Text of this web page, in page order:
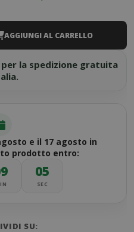
AGGIUNGI AL CARRELLO
la spedizione gratuita
e il 17 agosto in
prodotto entro:
05
SEC
SU: